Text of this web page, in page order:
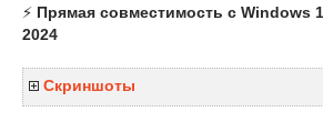
⚡ Прямая совместимость с Windows
2024
Скриншоты